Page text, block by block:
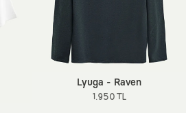
Lyuga - Raven
1.950 TL